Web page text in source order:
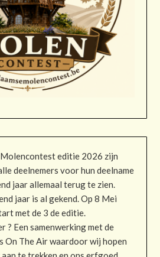
editie 2026 zijn
deelnemers voor hun deelname
jaar allemaal terug te zien.
jaar is al gekend. Op 8 Mei
met de 3 de editie.
? Een samenwerking met de
On The Air waardoor wij hopen